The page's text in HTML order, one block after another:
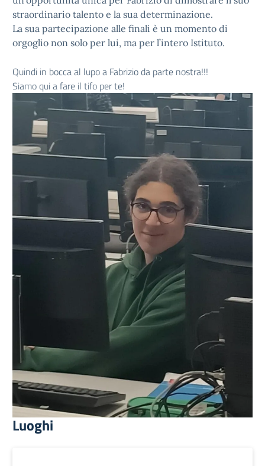
straordinario talento e la sua determinazione.
La sua partecipazione alle finali è un momento di
orgoglio non solo per lui, ma per l’intero Istituto.
Quindi in bocca al lupo a Fabrizio da parte nostra!!!
Siamo qui a fare il tifo per te!
Luoghi